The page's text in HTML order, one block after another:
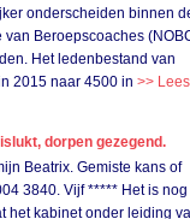
onderscheiden binnen
Beroepscoaches
Het ledenbestand van
2015 naar 4500 in>> Lees
dorpen gezegend.
Beatrix. Gemiste kans of
3840. Vijf ***** Het is nog
het kabinet onder leiding